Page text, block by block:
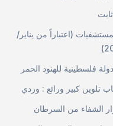
(اعتباراً من يناير/
دولة فلسطينية للهنود الحمر
تلوين كبير ورائع : وردي
الشفاء من السرطان